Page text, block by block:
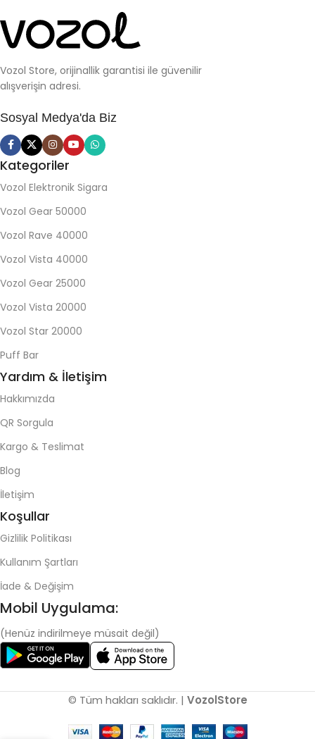
Vozol Store, orijinallik garantisi ile güvenilir
alışverişin adresi.
Sosyal Medya'da Biz
Kategoriler
Vozol Elektronik Sigara
Vozol Gear 50000
Vozol Rave 40000
Vozol Vista 40000
Vozol Gear 25000
Vozol Vista 20000
Vozol Star 20000
Puff Bar
Yardım & İletişim
Hakkımızda
QR Sorgula
Kargo & Teslimat
Blog
İletişim
Koşullar
Gizlilik Politikası
Kullanım Şartları
İade & Değişim
Mobil Uygulama:
(Henüz indirilmeye müsait değil)
© Tüm hakları saklıdır. | VozolStore